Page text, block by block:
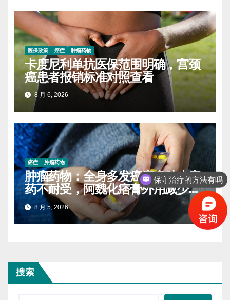
医保政策 癌症 肿瘤药物
卡度尼利单抗医保范围明确，宫颈
癌患者报销标准对照查看
8 月 6, 2026
癌症 肿瘤药物
肿瘤药物：全身多发癌痛多种止痛
药不耐受，阿魏化痞膏外用减少口
服药量的实操案例
8 月 5, 2026
搜索
保守治疗的方法有吗